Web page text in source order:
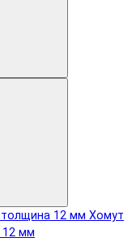
Хомут
12 мм